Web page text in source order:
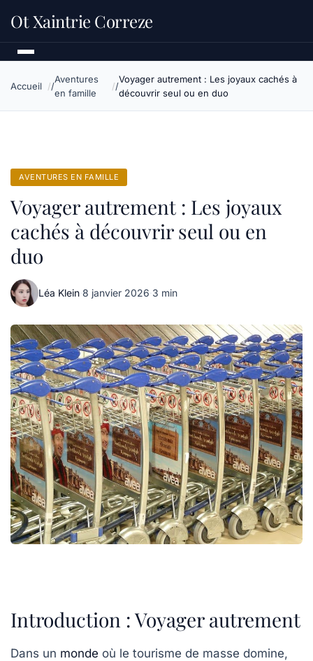
Ot Xaintrie Correze
Accueil
Aventures
en famille
Voyager autrement : Les joyaux cachés à
découvrir seul ou en duo
AVENTURES EN FAMILLE
Voyager autrement : Les joyaux
cachés à découvrir seul ou en
duo
Léa Klein·8 janvier 2026·3 min
Introduction : Voyager autrement
Dans un monde où le tourisme de masse domine,